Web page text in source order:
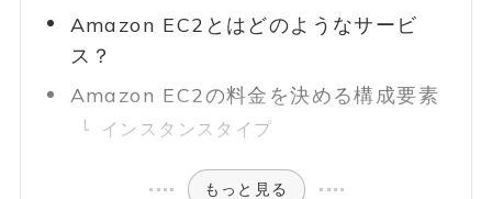
Amazon EC2とはどのようなサービ
ス？
Amazon EC2の料金を決める構成要素
インスタンスタイプ
もっと見る